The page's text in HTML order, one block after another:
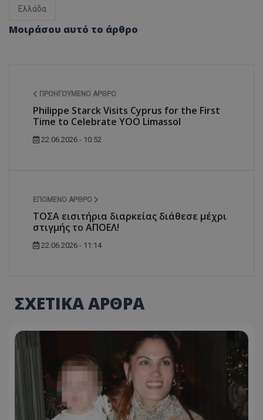
Ελλάδα
Μοιράσου αυτό το άρθρο
ΠΡΟΗΓΟΎΜΕΝΟ ΆΡΘΡΟ
Philippe Starck Visits Cyprus for the First
Time to Celebrate YOO Limassol
22.06.2026 - 10:52
ΕΠΌΜΕΝΟ ΆΡΘΡΟ
ΤΟΣΑ εισιτήρια διαρκείας διάθεσε μέχρι
στιγμής το ΑΠΟΕΛ!
22.06.2026 - 11:14
ΣΧΕΤΙΚΑ ΑΡΘΡΑ